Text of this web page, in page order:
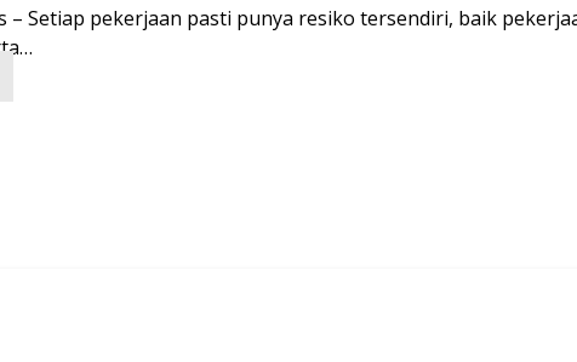
– Setiap pekerjaan pasti punya resiko tersendiri, baik